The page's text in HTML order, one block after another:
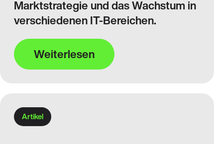
Marktstrategie und das Wachstum in
verschiedenen IT-Bereichen.
Weiterlesen
Artikel